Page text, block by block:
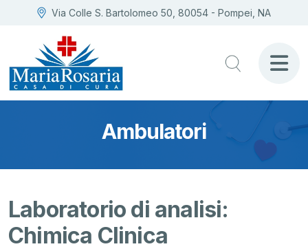
Via Colle S. Bartolomeo 50, 80054 - Pompei, NA
Ambulatori
Laboratorio di analisi:
Chimica Clinica